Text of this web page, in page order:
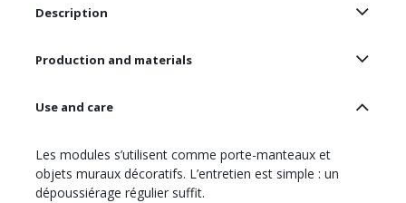
Description
Production and materials
Use and care
Les modules s’utilisent comme porte-manteaux et
objets muraux décoratifs. L’entretien est simple : un
dépoussiérage régulier suffit.